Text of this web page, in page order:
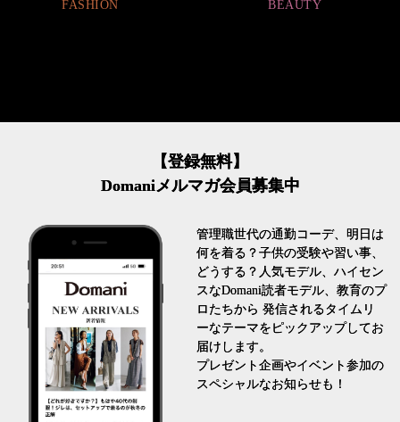
BEAUTY
【登録無料】
Domaniメルマガ会員募集中
管理職世代の通勤コーデ、明日は
何を着る？子供の受験や習い事、
どうする？人気モデル、ハイセン
スなDomani読者モデル、教育のプ
ロたちから 発信されるタイムリ
ーなテーマをピックアップしてお
届けします。
プレゼント企画やイベント参加の
スペシャルなお知らせも！